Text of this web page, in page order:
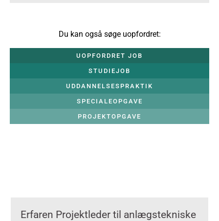
Du kan også søge uopfordret:
UOPFORDRET JOB
STUDIEJOB
UDDANNELSESPRAKTIK
SPECIALEOPGAVE
PROJEKTOPGAVE
Erfaren Projektleder til anlægstekniske